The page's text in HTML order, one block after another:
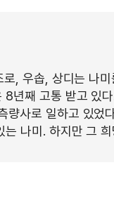
, 우솝, 상디는 나
년째 고통 받고 있
사로 일하고 있었
나미. 하지만 그